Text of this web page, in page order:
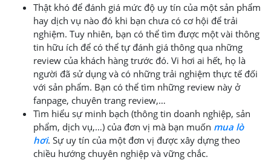
Thật khó để đánh giá mức độ uy tín của một sản phẩm
hay dịch vụ nào đó khi bạn chưa có cơ hội để trải
nghiệm. Tuy nhiên, bạn có thể tìm được một vài thông
tin hữu ích để có thể tự đánh giá thông qua những
review của khách hàng trước đó. Vi hơi ai hết, họ là
người đã sử dụng và có những trải nghiệm thực tế đối
với sản phẩm. Bạn có thể tìm những review này ở
fanpage, chuyên trang review,…
Tìm hiểu sự minh bạch (thông tin doanh nghiệp, sản
phẩm, dịch vụ,…) của đơn vị mà bạn muốn mua lò
hơi. Sự uy tín của một đơn vị được xây dựng theo
chiều hướng chuyên nghiệp và vững chắc.